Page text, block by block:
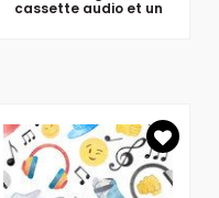
cassette audio et un